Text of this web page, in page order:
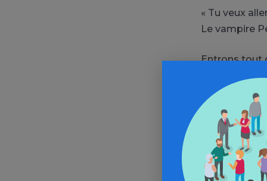
« Tu veux
Le vampire
Entrons tout
dans un
images du
des habitants
de
bouc
rendue.Le